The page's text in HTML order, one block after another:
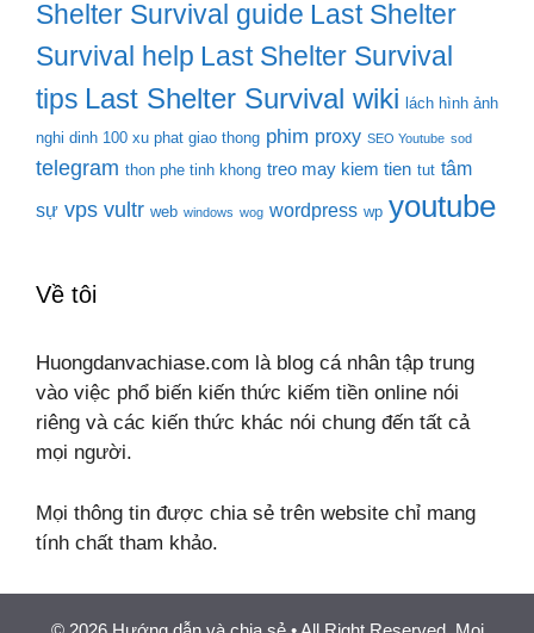
Shelter Survival guide Last Shelter
Survival help Last Shelter Survival
tips Last Shelter Survival wiki lách hình ảnh
nghi dinh 100 xu phat giao thong phim proxy SEO Youtube sod
telegram thon phe tinh khong treo may kiem tien tut tâm
sự vps vultr web windows wog wordpress wp youtube
Về tôi
Huongdanvachiase.com là blog cá nhân tập trung
vào việc phổ biến kiến thức kiếm tiền online nói
riêng và các kiến thức khác nói chung đến tất cả
mọi người.
Mọi thông tin được chia sẻ trên website chỉ mang
tính chất tham khảo.